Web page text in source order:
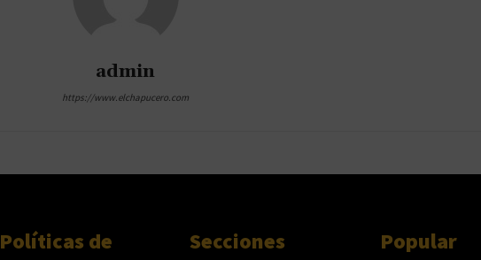
admin
https://www.elchapucero.com
Políticas de
Secciones Popular